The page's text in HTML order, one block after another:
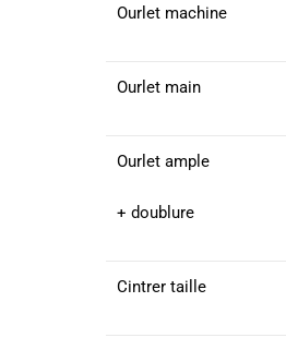
Ourlet machine
Ourlet main
Ourlet ample
+ doublure
Cintrer taille